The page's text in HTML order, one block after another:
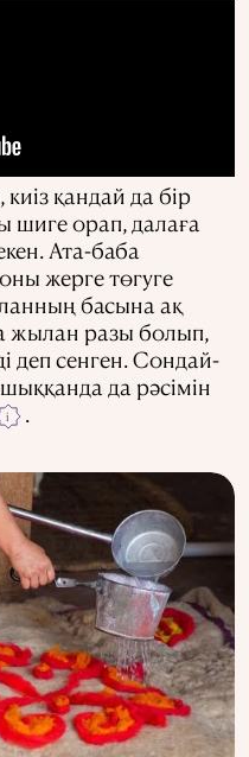
қандай да бір
шиге орап, далаға
Ата-баба
жерге төгуге
басына ақ
жылан разы болып,
деп сенген. Сондай-
да рәсімін
i .